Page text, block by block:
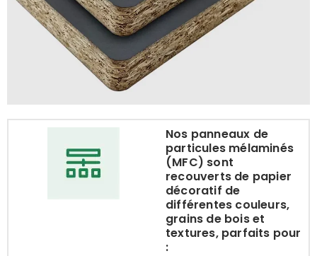
Nos panneaux de
particules mélaminés
(MFC) sont
recouverts de papier
décoratif de
différentes couleurs,
grains de bois et
textures, parfaits pour
: